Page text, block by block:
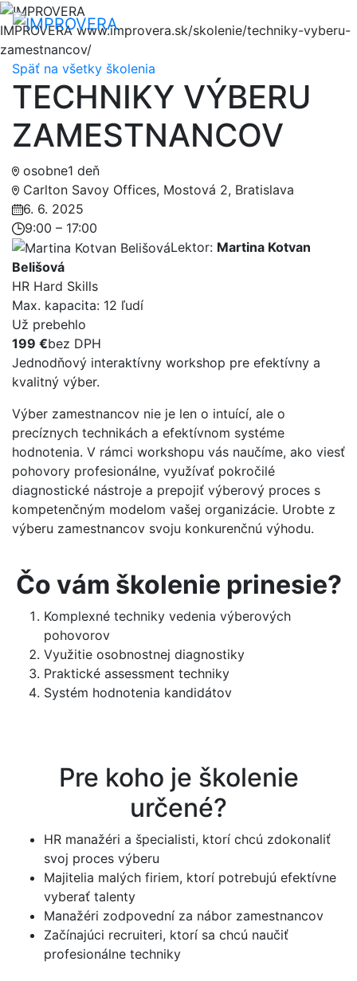
Hore
IMPROVERAwww.improvera.sk/skolenie/techniky-vyberu-
zamestnancov/
Späť na všetky školenia
TECHNIKY VÝBERU
ZAMESTNANCOV
osobne1 deň
Carlton Savoy Offices, Mostová 2, Bratislava
6. 6. 2025
9:00 – 17:00
Lektor: Martina Kotvan
Belišová
HR Hard Skills
Max. kapacita: 12 ľudí
Už prebehlo
199 €bez DPH
Jednodňový interaktívny workshop pre efektívny a
kvalitný výber.
Výber zamestnancov nie je len o intuící, ale o
precíznych technikách a efektívnom systéme
hodnotenia. V rámci workshopu vás naučíme, ako viesť
pohovory profesionálne, využívať pokročilé
diagnostické nástroje a prepojiť výberový proces s
kompetenčným modelom vašej organizácie. Urobte z
výberu zamestnancov svoju konkurenčnú výhodu.
Čo vám školenie prinesie?
Komplexné techniky vedenia výberových
pohovorov
Využitie osobnostnej diagnostiky
Praktické assessment techniky
Systém hodnotenia kandidátov
Pre koho je školenie
určené?
HR manažéri a špecialisti, ktorí chcú zdokonaliť
svoj proces výberu
Majitelia malých firiem, ktorí potrebujú efektívne
vyberať talenty
Manažéri zodpovední za nábor zamestnancov
Začínajúci recruiteri, ktorí sa chcú naučiť
profesionálne techniky